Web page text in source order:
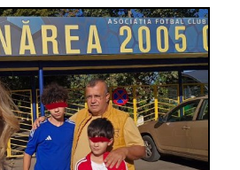
Ce vrea